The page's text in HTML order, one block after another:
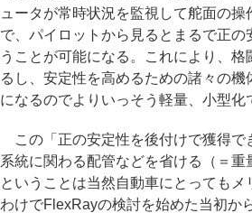
ュータが常時状況を監視して舵面の操
で、パイロットから見るとまるで正の
うことが可能になる。これにより、格
るし、安定性を高めるための諸々の
になるのでよりいっそう軽量、小型化
この「正の安定性を後付けで獲得で
系統に関わる配管などを省ける（＝重
ということは当然自動車にとってもメ
わけでFlexRayの検討を始めた当初か